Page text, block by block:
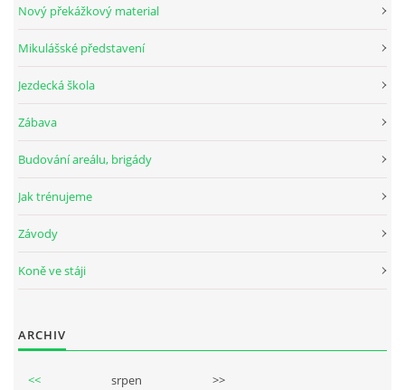
Nový překážkový material
Mikulášské představení
Jezdecká škola
Zábava
Budování areálu, brigády
Jak trénujeme
Závody
Koně ve stáji
ARCHIV
<< srpen >>